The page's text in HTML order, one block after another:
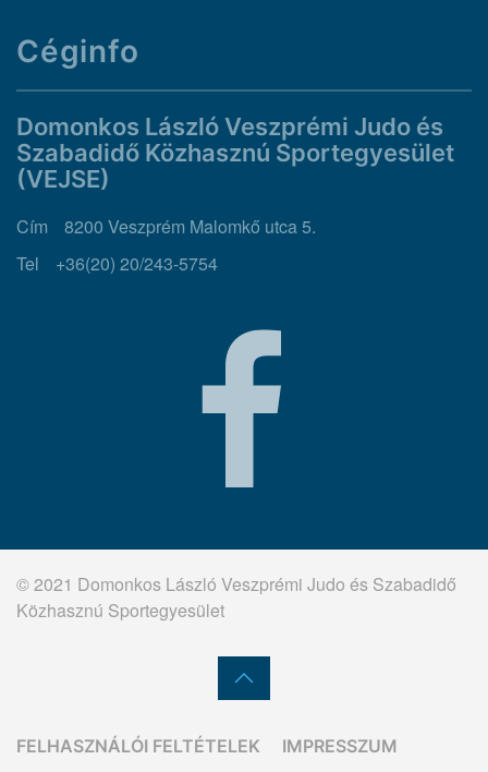
Céginfo
Domonkos László Veszprémi Judo és
Szabadidő Közhasznú Sportegyesület
(VEJSE)
Cím
8200 Veszprém Malomkő utca 5.
Tel
+36(20) 20/243-5754
© 2021 Domonkos László Veszprémi Judo és Szabadidő
Közhasznú Sportegyesület
FELHASZNÁLÓI FELTÉTELEK IMPRESSZUM